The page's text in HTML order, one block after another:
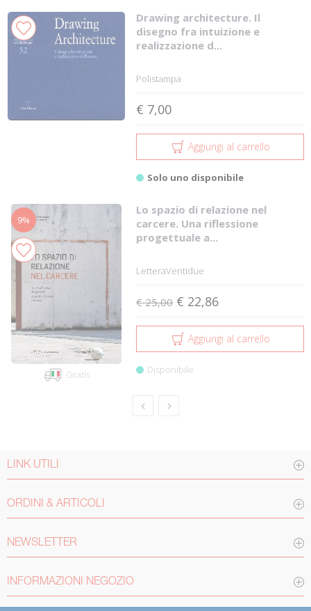
Drawing architecture. Il
disegno fra intuizione e
realizzazione d...
Polistampa
€ 7,00
Aggiungi al carrello
Solo uno disponibile
9%
Gratis
Lo spazio di relazione nel
carcere. Una riflessione
progettuale a...
LetteraVentidue
€ 25,00 € 22,86
Aggiungi al carrello
Disponibile
LINK UTILI
ORDINI & ARTICOLI
NEWSLETTER
INFORMAZIONI NEGOZIO